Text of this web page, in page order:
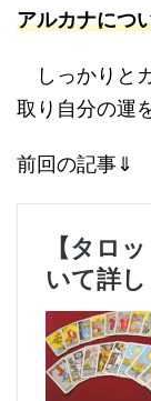
アルカナにつ
しっかりと
取り自分の運
前回の記事⇓